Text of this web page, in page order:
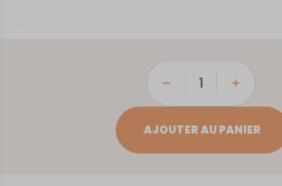
quantité
Saint-
AJOUTER AU PANIER